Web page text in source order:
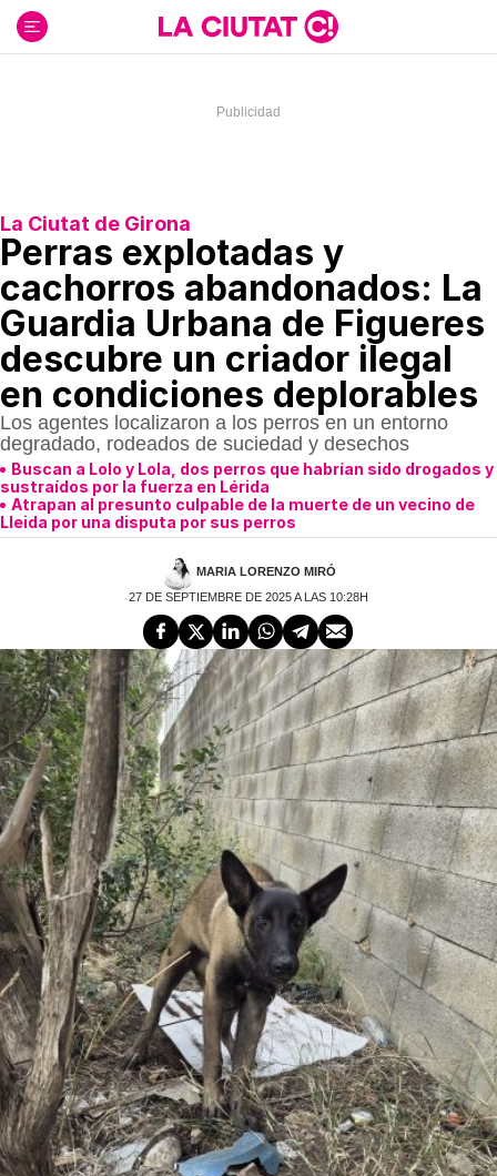
contenido
La Ciutat de Girona
Perras explotadas y
cachorros abandonados: La
Guardia Urbana de Figueres
descubre un criador ilegal
en condiciones deplorables
Los agentes localizaron a los perros en un entorno
degradado, rodeados de suciedad y desechos
Buscan a Lolo y Lola, dos perros que habrían sido drogados y
sustraídos por la fuerza en Lérida
Atrapan al presunto culpable de la muerte de un vecino de
Lleida por una disputa por sus perros
MARIA LORENZO MIRÓ
27 DE SEPTIEMBRE DE 2025 A LAS 10:28H